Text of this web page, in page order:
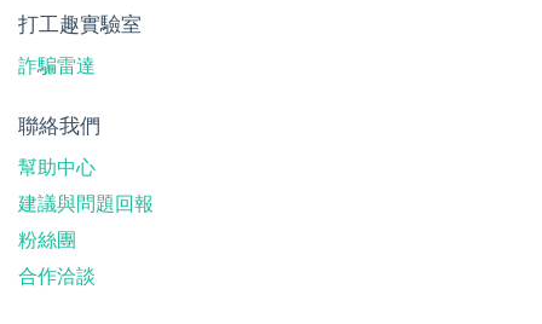
打工趣實驗室
詐騙雷達
聯絡我們
幫助中心
建議與問題回報
粉絲團
合作洽談